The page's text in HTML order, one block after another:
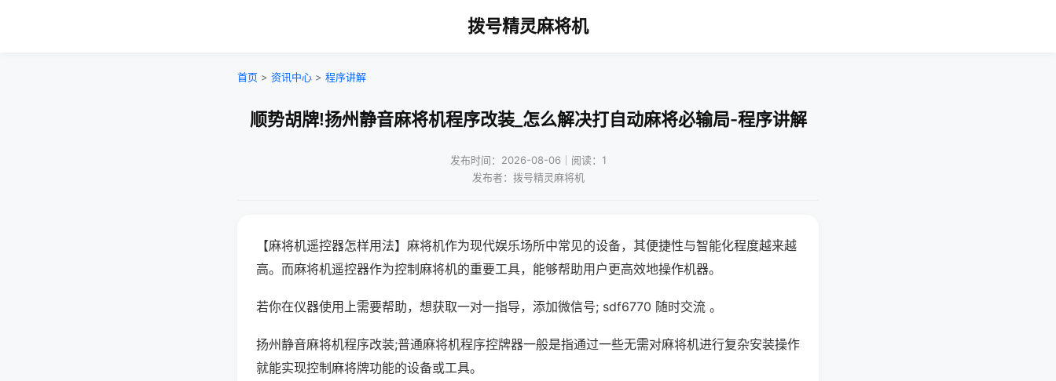
拨号精灵麻将机
首页 > 资讯中心 > 程序讲解
顺势胡牌!扬州静音麻将机程序改装_怎么解决打自动麻将必输局-程序讲解
发布时间：2026-08-06｜阅读：1
发布者：拨号精灵麻将机
【麻将机遥控器怎样用法】麻将机作为现代娱乐场所中常见的设备，其便捷性与智能化程度越来越
高。而麻将机遥控器作为控制麻将机的重要工具，能够帮助用户更高效地操作机器。
若你在仪器使用上需要帮助，想获取一对一指导，添加微信号; sdf6770 随时交流 。
扬州静音麻将机程序改装;普通麻将机程序控牌器一般是指通过一些无需对麻将机进行复杂安装操作
就能实现控制麻将牌功能的设备或工具。